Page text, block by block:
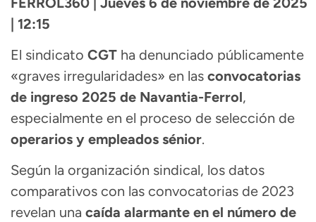
| 12:15
El sindicato CGT ha denunciado públicamente
«graves irregularidades» en las convocatorias
de ingreso 2025 de Navantia-Ferrol,
especialmente en el proceso de selección de
operarios y empleados sénior.
Según la organización sindical, los datos
comparativos con las convocatorias de 2023
revelan una caída alarmante en el número de